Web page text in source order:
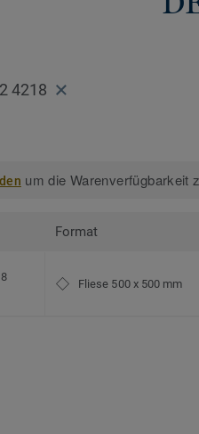
4218
um die Warenverfügbarkeit
Format
Fliese 500 x 500 mm